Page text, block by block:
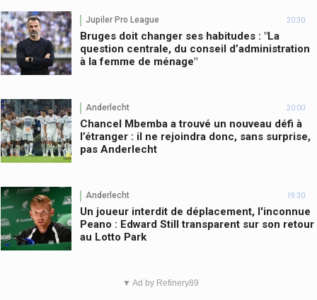
Jupiler Pro League 20:30
Bruges doit changer ses habitudes : "La
question centrale, du conseil d’administration
à la femme de ménage"
Anderlecht 20:00
Chancel Mbemba a trouvé un nouveau défi à
l’étranger : il ne rejoindra donc, sans surprise,
pas Anderlecht
Anderlecht 19:30
Un joueur interdit de déplacement, l'inconnue
Peano : Edward Still transparent sur son retour
au Lotto Park
▼ Ad by Refinery89